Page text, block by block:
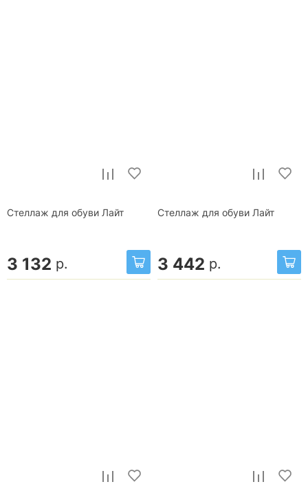
Стеллаж для обуви Лайт
3 132 р.
Стеллаж для обуви Лайт
3 442 р.